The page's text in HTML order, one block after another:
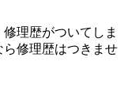
理歴がついてしま
修理歴はつきませ